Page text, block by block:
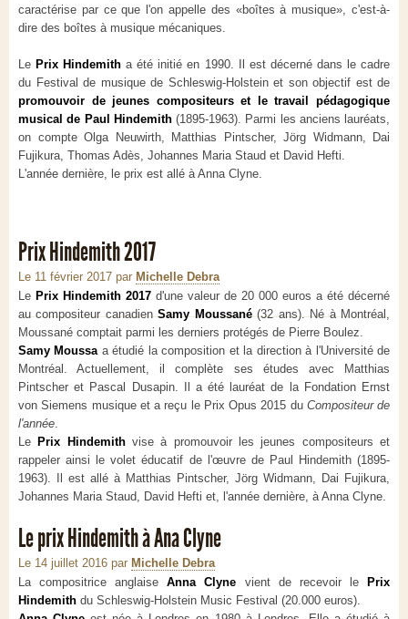
caractérise par ce que l'on appelle des «boîtes à musique», c'est-à-
dire des boîtes à musique mécaniques.
Le Prix Hindemith a été initié en 1990. Il est décerné dans le cadre
du Festival de musique de Schleswig-Holstein et son objectif est de
promouvoir de jeunes compositeurs et le travail pédagogique
musical de Paul Hindemith(1895-1963). Parmi les anciens lauréats,
on compte Olga Neuwirth, Matthias Pintscher, Jörg Widmann, Dai
Fujikura, Thomas Adès, Johannes Maria Staud et David Hefti.
L'année dernière, le prix est allé à Anna Clyne.
Prix Hindemith 2017
Le 11 février 2017 par Michelle Debra
Le Prix Hindemith 2017 d'une valeur de 20 000 euros a été décerné
au compositeur canadienSamy Moussané(32 ans). Né à Montréal,
Moussané comptait parmi les derniers protégés de Pierre Boulez.
Samy Moussaa étudié la composition et la direction à l'Université de
Montréal. Actuellement, il complète ses études avec Matthias
Pintscher et Pascal Dusapin. Il a été lauréat de la Fondation Ernst
von Siemens musique et a reçu le Prix Opus 2015 du Compositeur de
l'année.
Le Prix Hindemithvise à promouvoir les jeunes compositeurs et
rappeler ainsi le volet éducatif de l'œuvre de Paul Hindemith (1895-
1963). Il est allé à Matthias Pintscher, Jörg Widmann, Dai Fujikura,
Johannes Maria Staud, David Hefti et, l'année dernière, à Anna Clyne.
Le prix Hindemith à Ana Clyne
Le 14 juillet 2016 par Michelle Debra
La compositrice anglaiseAnna Clyne vient de recevoir le
Prix
Hindemith du Schleswig-Holstein Music Festival (20.000 euros).